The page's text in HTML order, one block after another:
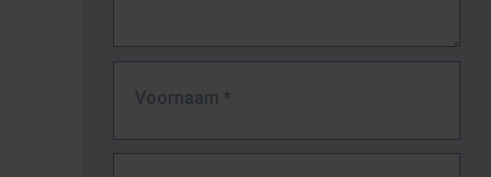
Voornaam *